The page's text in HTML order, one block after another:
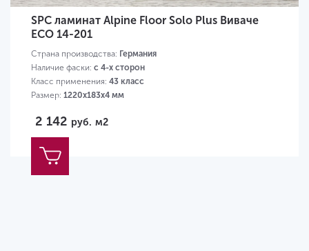
SPC ламинат Alpine Floor Solo Plus Виваче
ЕСО 14-201
Страна производства: Германия
Наличие фаски: с 4-х сторон
Класс применения: 43 класс
Размер: 1220х183х4 мм
2 142 руб. м2